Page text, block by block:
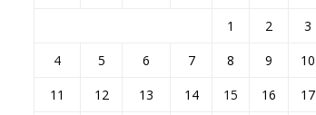
1 2
3
4
5 6 7 8 9
10
11
12 13 14 15 16
17